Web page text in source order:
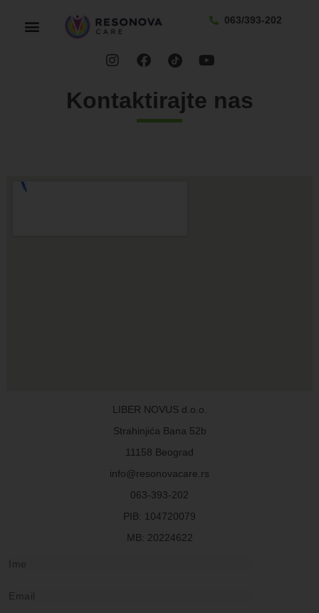
063/393-202
Kontaktirajte nas
LIBER NOVUS d.o.o.
Strahinjića Bana 52b
11158 Beograd
info@resonovacare.rs
063-393-202
PIB: 104720079
MB: 20224622